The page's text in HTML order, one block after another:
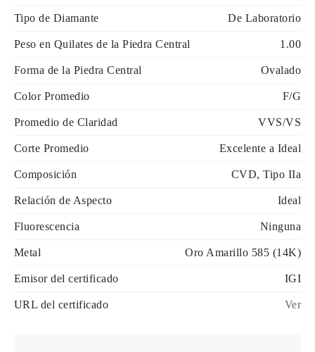
Tipo de Diamante De Laboratorio
Peso en Quilates de la Piedra Central 1.00
Forma de la Piedra Central Ovalado
Color Promedio F/G
Promedio de Claridad VVS/VS
Corte Promedio Excelente a Ideal
Composición CVD, Tipo IIa
Relación de Aspecto Ideal
Fluorescencia Ninguna
Metal Oro Amarillo 585 (14K)
Emisor del certificado IGI
URL del certificado Ver